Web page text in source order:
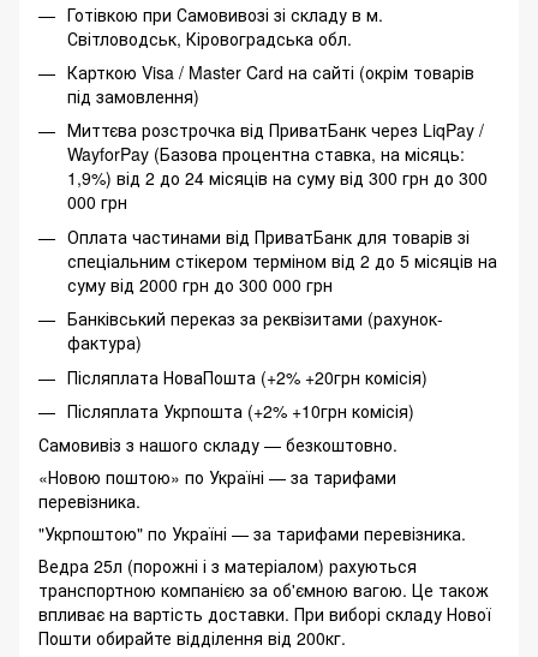
Готівкою при Самовивозі зі складу в м.
Світловодськ, Кіровоградська обл.
Карткою Visa / Master Card на сайті (окрім товарів
під замовлення)
Миттєва розстрочка від ПриватБанк через LiqPay /
WayforPay (Базова процентна ставка, на місяць:
1,9%) від 2 до 24 місяців на суму від 300 грн до 300
000 грн
Оплата частинами від ПриватБанк для товарів зі
спеціальним стікером терміном від 2 до 5 місяців на
суму від 2000 грн до 300 000 грн
Банківський переказ за реквізитами (рахунок-
фактура)
Післяплата НоваПошта (+2% +20грн комісія)
Післяплата Укрпошта (+2% +10грн комісія)
Самовивіз з нашого складу — безкоштовно.
«Новою поштою» по Україні — за тарифами
перевізника.
"Укрпоштою" по Україні — за тарифами перевізника.
Ведра 25л (порожні і з матеріалом) рахуються
транспортною компанією за об'ємною вагою. Це також
впливає на вартість доставки. При виборі складу Нової
Пошти обирайте відділення від 200кг.